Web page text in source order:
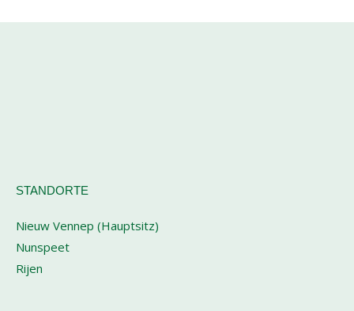
STANDORTE
Nieuw Vennep (Hauptsitz)
Nunspeet
Rijen